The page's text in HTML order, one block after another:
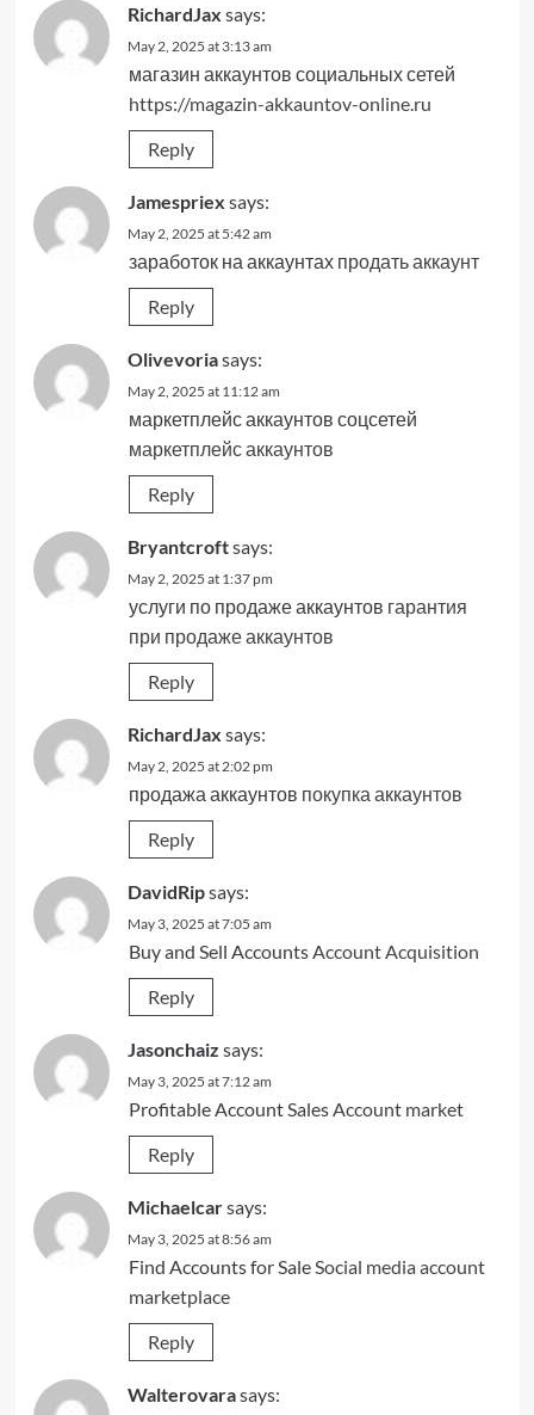
RichardJax says:
May 2, 2025 at 3:13 am
магазин аккаунтов социальных сетей
https://magazin-akkauntov-online.ru
Reply
Jamespriex says:
May 2, 2025 at 5:42 am
заработок на аккаунтах продать аккаунт
Reply
Olivevoriasays:
May 2, 2025 at 11:12 am
маркетплейс аккаунтов соцсетей
маркетплейс аккаунтов
Reply
Bryantcroftsays:
May 2, 2025 at 1:37 pm
услуги по продаже аккаунтов гарантия
при продаже аккаунтов
Reply
RichardJax says:
May 2, 2025 at 2:02 pm
продажа аккаунтов покупка аккаунтов
Reply
DavidRipsays:
May 3, 2025 at 7:05 am
Buy and Sell Accounts Account Acquisition
Reply
Jasonchaiz says:
May 3, 2025 at 7:12 am
Profitable Account Sales Account market
Reply
Michaelcarsays:
May 3, 2025 at 8:56 am
Find Accounts for Sale Social media account
marketplace
Reply
Walterovarasays: